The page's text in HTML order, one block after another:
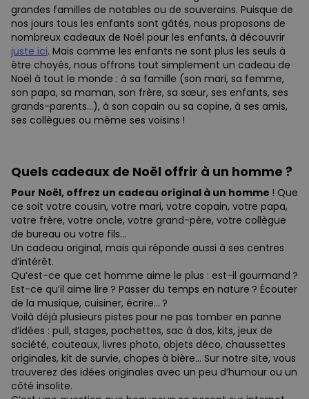
grandes familles de notables ou de souverains. Puisque de
nos jours tous les enfants sont gâtés, nous proposons de
nombreux cadeaux de Noël pour les enfants, à découvrir
juste ici. Mais comme les enfants ne sont plus les seuls à
être choyés, nous offrons tout simplement un cadeau de
Noël à tout le monde : à sa famille (son mari, sa femme,
son papa, sa maman, son frère, sa sœur, ses enfants, ses
grands-parents…), à son copain ou sa copine, à ses amis,
ses collègues ou même ses voisins !
Quels cadeaux de Noël offrir à un homme ?
Pour Noël, offrez un cadeau original à un homme ! Que
ce soit votre cousin, votre mari, votre copain, votre papa,
votre frère, votre oncle, votre grand-père, votre collègue
de bureau ou votre fils…
Un cadeau original, mais qui réponde aussi à ses centres
d’intérêt.
Qu’est-ce que cet homme aime le plus : est-il gourmand ?
Est-ce qu’il aime lire ? Passer du temps en nature ? Écouter
de la musique, cuisiner, écrire… ?
Voilà déjà plusieurs pistes pour ne pas tomber en panne
d’idées : pull, stages, pochettes, sac à dos, kits, jeux de
société, couteaux, livres photo, objets déco, chaussettes
originales, kit de survie, chopes à bière… Sur notre site, vous
trouverez des idées originales avec un peu d’humour ou un
côté insolite.